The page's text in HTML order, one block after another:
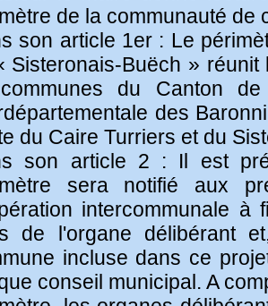
de la communauté de
son article 1er : Le
Sisteronais-Buëch »
du Canton
des
du Caire Turriers et du
son article 2 : Il est
sera notifié aux
intercommunale à
de l'organe délibérant
incluse dans ce
conseil municipal. A